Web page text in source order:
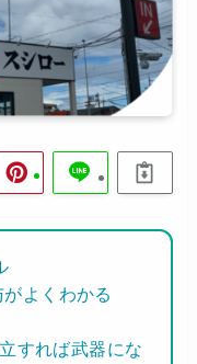
よくわかる
すれば武器にな